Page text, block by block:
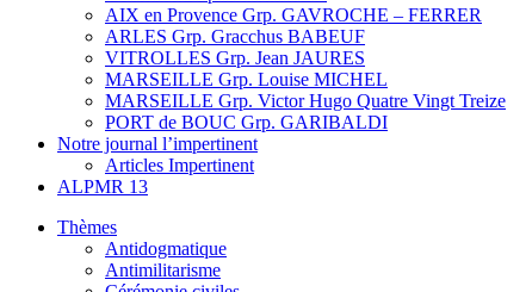
AIX en Provence Grp. GAVROCHE – FERRER
ARLES Grp. Gracchus BABEUF
VITROLLES Grp. Jean JAURES
MARSEILLE Grp. Louise MICHEL
MARSEILLE Grp. Victor Hugo Quatre Vingt Treize
PORT de BOUC Grp. GARIBALDI
Notre journal l’impertinent
Articles Impertinent
ALPMR 13
Thèmes
Antidogmatique
Antimilitarisme